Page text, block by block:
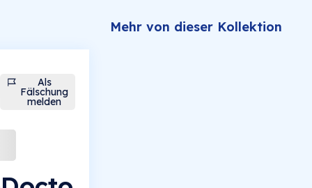
Als
Fälschung
melden
Mehr von dieser Kollektion